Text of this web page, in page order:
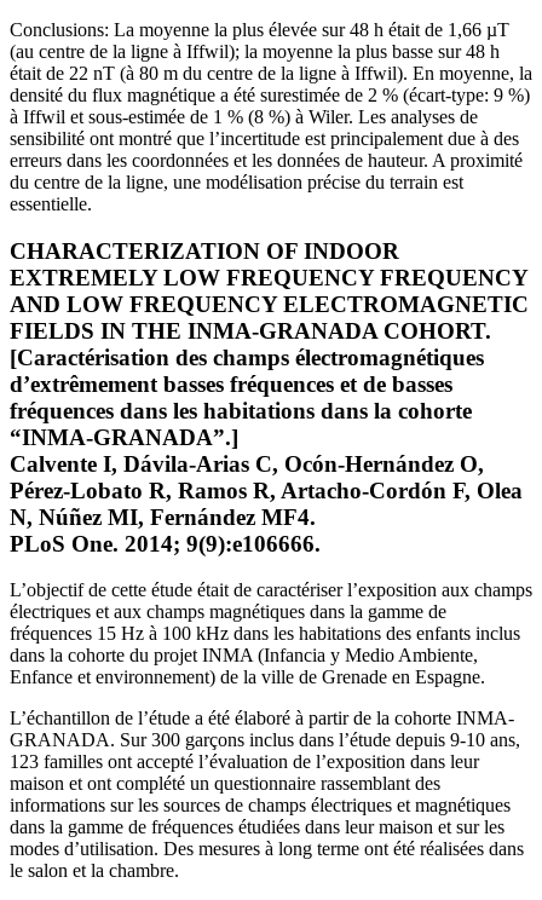
Conclusions: La moyenne la plus élevée sur 48 h était de 1,66 µT
(au centre de la ligne à Iffwil); la moyenne la plus basse sur 48 h
était de 22 nT (à 80 m du centre de la ligne à Iffwil). En moyenne, la
densité du flux magnétique a été surestimée de 2 % (écart-type: 9 %)
à Iffwil et sous-estimée de 1 % (8 %) à Wiler. Les analyses de
sensibilité ont montré que l’incertitude est principalement due à des
erreurs dans les coordonnées et les données de hauteur. A proximité
du centre de la ligne, une modélisation précise du terrain est
essentielle.
CHARACTERIZATION OF INDOOR
EXTREMELY LOW FREQUENCY FREQUENCY
AND LOW FREQUENCY ELECTROMAGNETIC
FIELDS IN THE INMA-GRANADA COHORT.
[Caractérisation des champs électromagnétiques
d’extrêmement basses fréquences et de basses
fréquences dans les habitations dans la cohorte
“INMA-GRANADA”.]
Calvente I, Dávila-Arias C, Ocón-Hernández O,
Pérez-Lobato R, Ramos R, Artacho-Cordón F, Olea
N, Núñez MI, Fernández MF4.
PLoS One. 2014; 9(9):e106666.
L’objectif de cette étude était de caractériser l’exposition aux champs
électriques et aux champs magnétiques dans la gamme de
fréquences 15 Hz à 100 kHz dans les habitations des enfants inclus
dans la cohorte du projet INMA (Infancia y Medio Ambiente,
Enfance et environnement) de la ville de Grenade en Espagne.
L’échantillon de l’étude a été élaboré à partir de la cohorte INMA-
GRANADA. Sur 300 garçons inclus dans l’étude depuis 9-10 ans,
123 familles ont accepté l’évaluation de l’exposition dans leur
maison et ont complété un questionnaire rassemblant des
informations sur les sources de champs électriques et magnétiques
dans la gamme de fréquences étudiées dans leur maison et sur les
modes d’utilisation. Des mesures à long terme ont été réalisées dans
le salon et la chambre.